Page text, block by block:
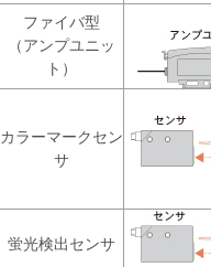
ファイバ型
（アンプユニッ
ト）
カラーマークセン
サ
蛍光検出センサ